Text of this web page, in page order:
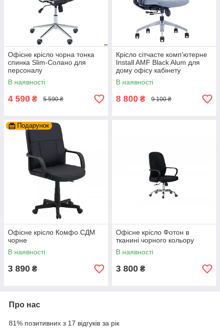
Офісне крісло чорна тонка
спинка Slim-Солано для
персоналу
В наявності
4 590 ₴ 5 590 ₴
Крісло сітчасте комп'ютерне
Install AMF Black Alum для
дому офісу кабінету
керівника
В наявності
8 800 ₴ 9 100 ₴
Подарунок
Офісне крісло Комфо СДМ
чорне
В наявності
3 890 ₴
Офісне крісло Фотон в
тканині чорного кольору
В наявності
3 800 ₴
Про нас
81% позитивних з 17 відгуків за рік